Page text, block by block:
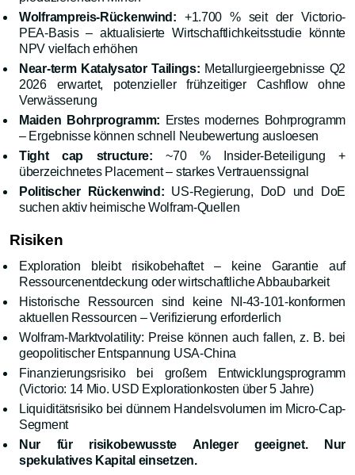
Wolframpreis-Rückenwind: +1.700 % seit der Victorio-
PEA-Basis – aktualisierte Wirtschaftlichkeitsstudie könnte
NPV vielfach erhöhen
Near-term Katalysator Tailings: Metallurgieergebnisse Q2
2026 erwartet, potenzieller frühzeitiger Cashflow ohne
Verwässerung
Maiden Bohrprogramm: Erstes modernes Bohrprogramm
– Ergebnisse können schnell Neubewertung ausloesen
Tight cap structure: ~70 % Insider-Beteiligung +
überzeichnetes Placement – starkes Vertrauenssignal
Politischer Rückenwind: US-Regierung, DoD und DoE
suchen aktiv heimische Wolfram-Quellen
Risiken
Exploration bleibt risikobehaftet – keine Garantie auf
Ressourcenentdeckung oder wirtschaftliche Abbaubarkeit
Historische Ressourcen sind keine NI-43-101-konformen
aktuellen Ressourcen – Verifizierung erforderlich
Wolfram-Marktvolatility: Preise können auch fallen, z. B. bei
geopolitischer Entspannung USA-China
Finanzierungsrisiko bei großem Entwicklungsprogramm
(Victorio: 14 Mio. USD Exploration­kosten über 5 Jahre)
Liquiditätsrisiko bei dünnem Handelsvolumen im Micro-Cap-
Segment
Nur für risikobewusste Anleger geeignet. Nur
spekulatives Kapital einsetzen.